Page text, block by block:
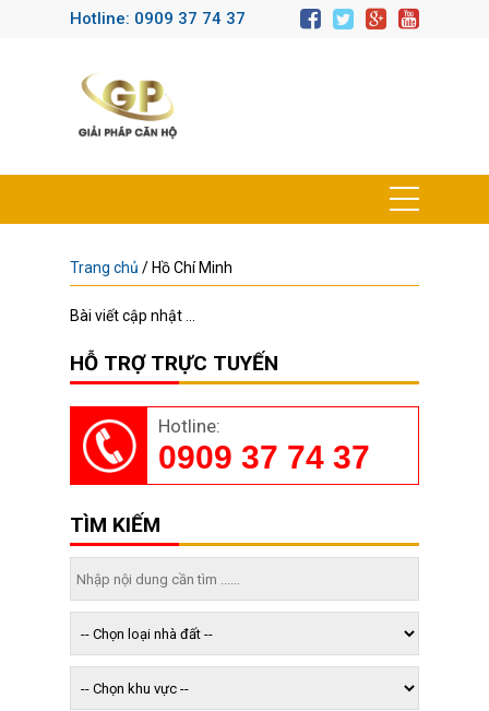
Hotline: 0909 37 74 37
Trang chủ / Hồ Chí Minh
Bài viết cập nhật ...
HỖ TRỢ TRỰC TUYẾN
Hotline:
0909 37 74 37
TÌM KIẾM